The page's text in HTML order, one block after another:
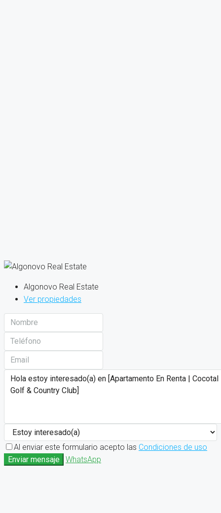
Algonovo Real Estate
Ver propiedades
Al enviar este formulario acepto las Condiciones de uso
Enviar mensaje
WhatsApp